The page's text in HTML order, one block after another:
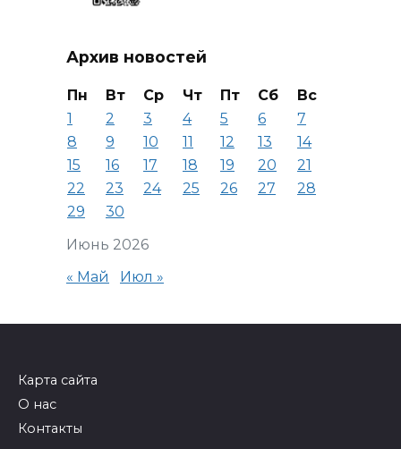
Архив новостей
Июнь 2026
Пн Вт Ср Чт Пт Сб
Вс
1
2 3 4 5 6
7
8
9 10 11 12 13
14
15
16 17 18 19 20
21
22
23 24 25 26 27
28
29
30
« Май Июл »
Карта сайта
О нас
Контакты